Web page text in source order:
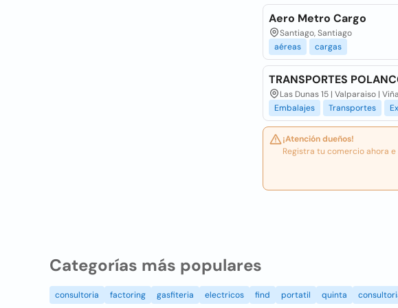
Aero Metro Cargo
Santiago, Santiago
aéreas
cargas
TRANSPORTES
Las Dunas 15 | Valparaiso |
Embalajes
Transportes
¡Atención dueños!
Registra tu comercio ahora
Categorías más populares
consultoria factoring gasfiteria electricos find portatil quinta